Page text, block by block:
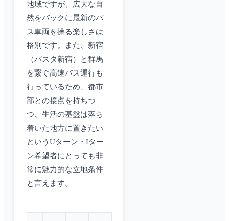
地域ですが、広大な自
然をバックに最新のバ
ス車両を操る楽しさは
格別です。また、新宿
（バスタ新宿）と群馬
を繋ぐ高速バス運行も
行っているため、都市
部との接点を持ちつ
つ、生活の基盤は落ち
着いた地方に置きたい
というUターン・Iター
ン希望者にとっても非
常に魅力的な立地条件
と言えます。